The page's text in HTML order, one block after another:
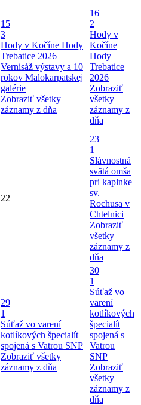
15
3
Hody v Kočíne Hody
Trebatice 2026
Vernisáž výstavy a 10
rokov Malokarpatskej
galérie
Zobraziť všetky
záznamy z dňa
16
2
Hody v
Kočíne
Hody
Trebatice
2026
Zobraziť
všetky
záznamy z
dňa
22
23
1
Slávnostná
svätá omša
pri kaplnke
sv.
Rochusa v
Chtelnici
Zobraziť
všetky
záznamy z
dňa
29
1
Súťaž vo varení
kotlíkových špecialít
spojená s Vatrou SNP
Zobraziť všetky
záznamy z dňa
30
1
Súťaž vo
varení
kotlíkových
špecialít
spojená s
Vatrou
SNP
Zobraziť
všetky
záznamy z
dňa